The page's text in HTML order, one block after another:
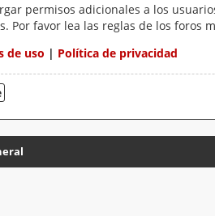
permisos adicionales a los
Por favor lea las reglas de los foros
de uso | Política de privacidad